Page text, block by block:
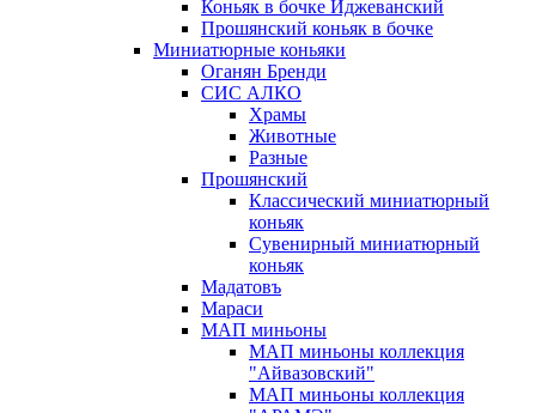
Коньяк в бочке Иджеванский
Прошянский коньяк в бочке
Миниатюрные коньяки
Оганян Бренди
СИС АЛКО
Храмы
Животные
Разные
Прошянский
Классический миниатюрный
коньяк
Сувенирный миниатюрный
коньяк
Мадатовъ
Мараси
МАП миньоны
МАП миньоны коллекция
"Айвазовский"
МАП миньоны коллекция